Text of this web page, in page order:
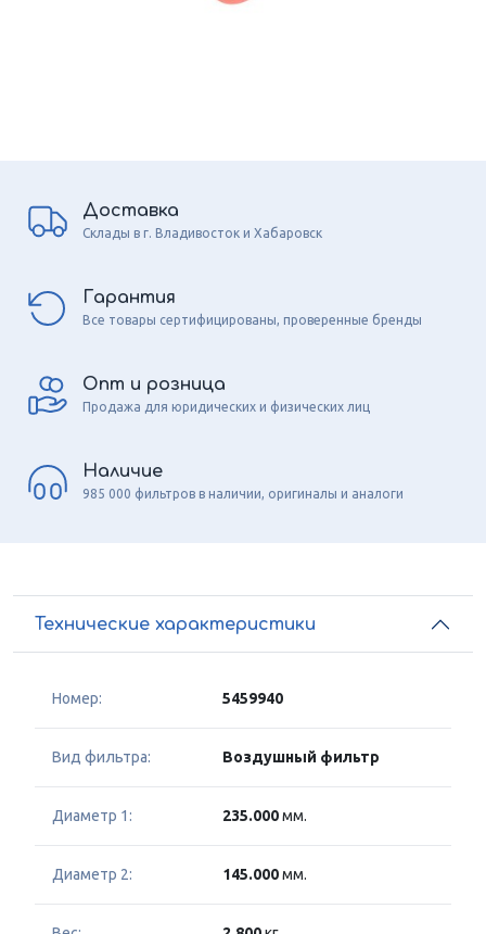
Доставка
Склады в г. Владивосток и Хабаровск
Гарантия
Все товары сертифицированы, проверенные бренды
Опт и розница
Продажа для юридических и физических лиц
Наличие
985 000 фильтров в наличии, оригиналы и аналоги
Технические характеристики
Номер: 5459940
Вид фильтра: Воздушный фильтр
Диаметр 1: 235.000мм.
Диаметр 2: 145.000мм.